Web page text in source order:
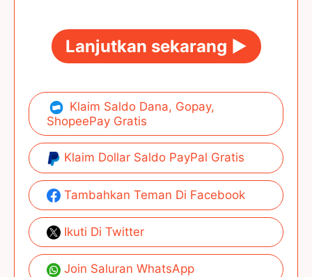
Lanjutkan sekarang ►
Klaim Saldo Dana, Gopay,
ShopeePay Gratis
Klaim Dollar Saldo PayPal Gratis
Tambahkan Teman Di Facebook
Ikuti Di Twitter
Join Saluran WhatsApp